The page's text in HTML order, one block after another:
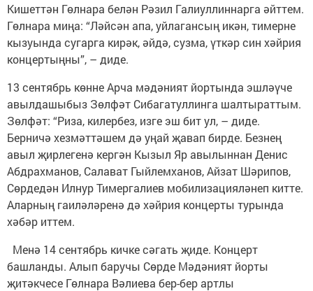
Кишеттән Гөлнара белән Рәзил Галиуллиннарга әйттем.
Гөлнара миңа: “Ләйсән апа, уйлагансың икән, тимерне
кызуында сугарга кирәк, әйдә, сузма, үткәр син хәйрия
концертыңны”, – диде.
13 сентябрь көнне Арча мәдәният йортында эшләүче
авылдашыбыз Зөлфәт Сибагатуллинга шалтыраттым.
Зөлфәт: “Риза, килербез, изге эш бит ул, – диде.
Берничә хезмәттәшем дә уңай җавап бирде. Безнең
авыл җирлегенә кергән Кызыл Яр авылыннан Денис
Абдрахманов, Салават Гыйлемханов, Айзат Шәрипов,
Сөрдедән Илнур Тимергалиев мобилизацияләнеп китте.
Аларның гаиләләренә дә хәйрия концерты турында
хәбәр иттем.
Менә 14 сентябрь кичке сәгать җиде. Концерт
башланды. Алып баручы Сөрде Мәдәният йорты
җитәкчесе Гөлнара Вәлиева бер-бер артлы